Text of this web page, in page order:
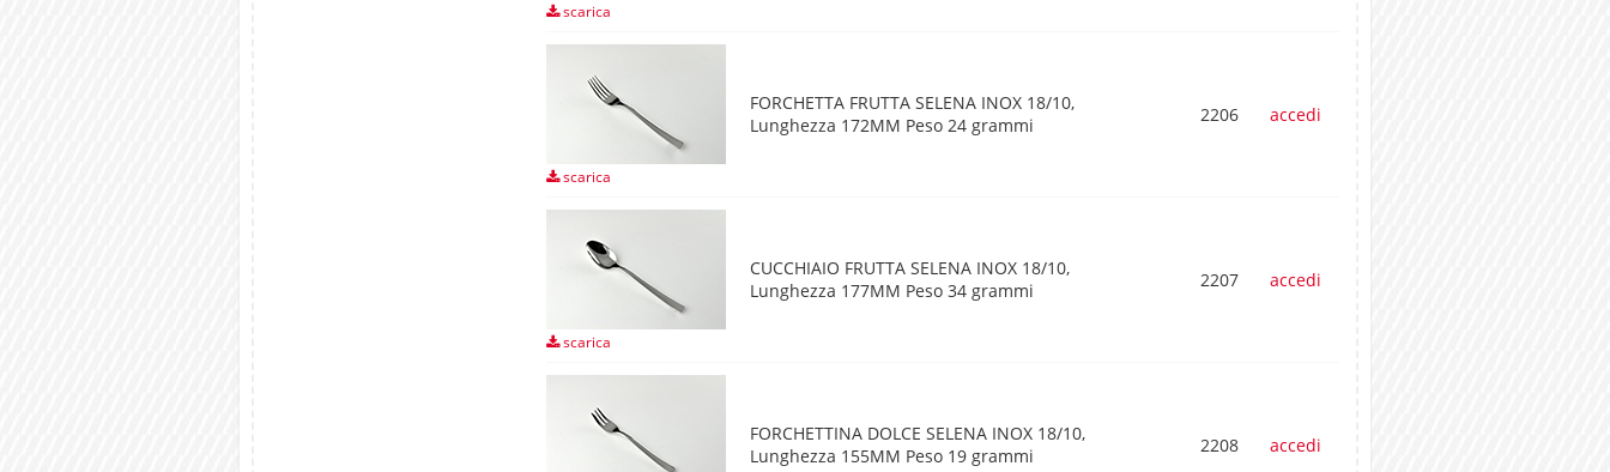
scarica
scarica
FORCHETTA FRUTTA SELENA INOX 18/10,
Lunghezza 172MM Peso 24 grammi
2206 accedi
scarica
CUCCHIAIO FRUTTA SELENA INOX 18/10,
Lunghezza 177MM Peso 34 grammi
2207 accedi
FORCHETTINA DOLCE SELENA INOX 18/10,
Lunghezza 155MM Peso 19 grammi
2208 accedi